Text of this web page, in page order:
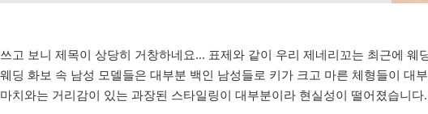
쓰고 보니 제목이 상당히 거창하네요... 표제와 같이 우리 제네리꼬는 최근에
웨딩 화보 속 남성 모델들은 대부분 백인 남성들로 키가 크고 마른 체형들이
마치와는 거리감이 있는 과장된 스타일링이 대부분이라 현실성이 떨어졌습니다.